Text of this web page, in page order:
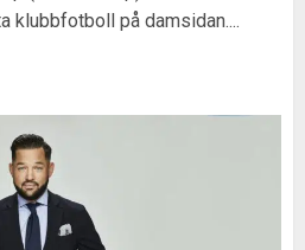
klubbfotboll på damsidan....